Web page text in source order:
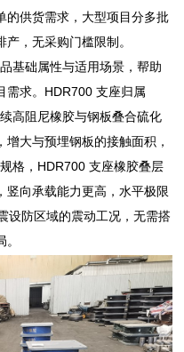
的供货需求，大型项目分多批
，无采购门槛限制。
基础属性与适用场景，帮助
需求。HDR700 支座归属
高阻尼橡胶与钢板叠合硫化
大与预埋钢板的接触面积，
格，HDR700 支座橡胶叠层
竖向承载能力更高，水平极限
设防区域的震动工况，无需搭